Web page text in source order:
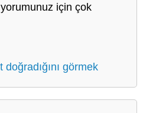
için çok
görmek